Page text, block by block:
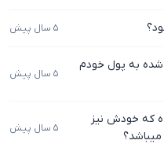
۵ سال پیش
به پول خودم
۵ سال پیش
که خودش نیز
۵ سال پیش